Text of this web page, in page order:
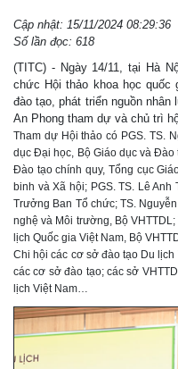
Cập nhật: 15/11/2024 08:29:36
Số lần đọc: 618
(TITC) - Ngày 14/11, tại Hà
chức Hội thảo khoa học quốc
đào tạo, phát triển nguồn
An Phong tham dự và chủ trì
Tham dự Hội thảo có PGS. TS.
dục Đại học, Bộ Giáo dục và
Đào tạo chính quy, Tổng cục
binh và Xã hội; PGS. TS. Lê
Trưởng Ban Tổ chức; TS.
nghệ và Môi trường, Bộ
lịch Quốc gia Việt Nam, Bộ
Chi hội các cơ sở đào tạo Du
các cơ sở đào tạo; các sở
lịch Việt Nam…